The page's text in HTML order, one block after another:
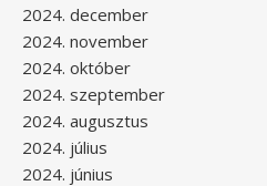
2024. december
2024. november
2024. október
2024. szeptember
2024. augusztus
2024. július
2024. június